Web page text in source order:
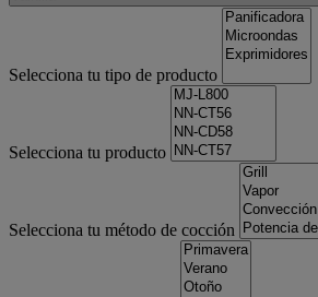
Selecciona tu tipo de producto
Selecciona tu producto
Selecciona tu método de cocción